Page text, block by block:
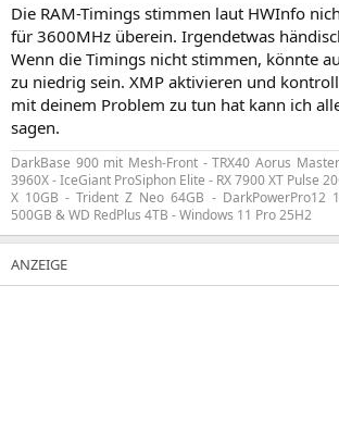
Die RAM-Timings stimmen laut HWInfo
für 3600MHz überein. Irgendetwas
Wenn die Timings nicht stimmen, könnte
zu niedrig sein. XMP aktivieren und
mit deinem Problem zu tun hat kann ich
sagen.
DarkBase 900 mit Mesh-Front - TRX40 Aorus
3960X - IceGiant ProSiphon Elite - RX 7900 XT Pulse
X 10GB - Trident Z Neo 64GB - DarkPowerPro12
500GB & WD RedPlus 4TB - Windows 11 Pro 25H2